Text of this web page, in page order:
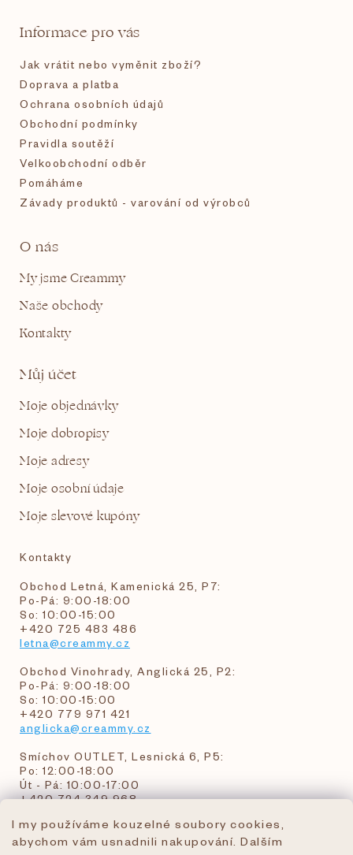
I my používáme kouzelné soubory cookies,
abychom vám usnadnili nakupování. Dalším
Informace pro vás
Jak vrátit nebo vyměnit zboží?
Doprava a platba
Ochrana osobních údajů
Obchodní podmínky
Pravidla soutěží
Velkoobchodní odběr
Pomáháme
Závady produktů - varování od výrobců
O nás
My jsme Creammy
Naše obchody
Kontakty
Můj účet
Moje objednávky
Moje dobropisy
Moje adresy
Moje osobní údaje
Moje slevové kupóny
Kontakty
Obchod Letná, Kamenická 25, P7:
Po-Pá: 9:00-18:00
So: 10:00-15:00
+420 725 483 486
letna@creammy.cz
Obchod Vinohrady, Anglická 25, P2:
Po-Pá: 9:00-18:00
So: 10:00-15:00
+420 779 971 421
anglicka@creammy.cz
Smíchov OUTLET, Lesnická 6, P5:
Po: 12:00-18:00
Út - Pá: 10:00-17:00
+420 724 349 968
objednavky@creammy.cz